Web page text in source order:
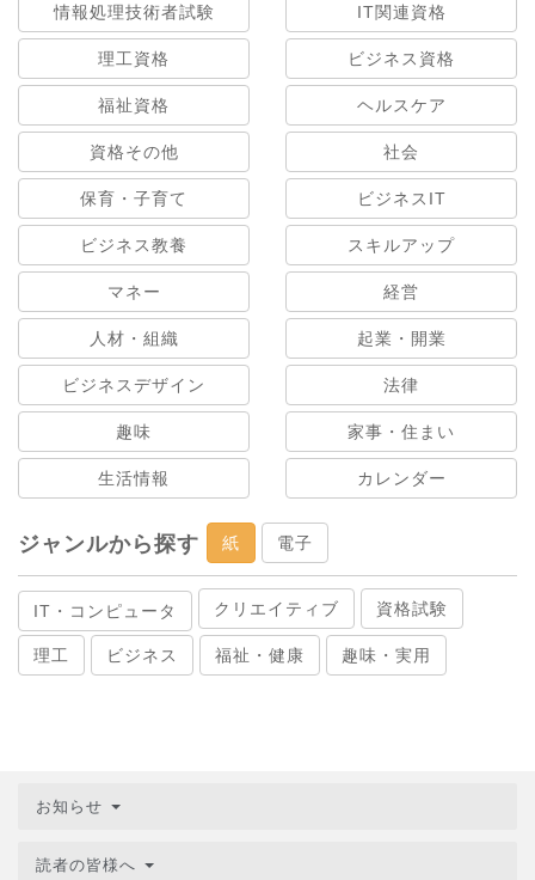
情報処理技術者試験 IT関連資格
理工資格 ビジネス資格
福祉資格 ヘルスケア
資格その他 社会
保育・子育て ビジネスIT
ビジネス教養 スキルアップ
マネー 経営
人材・組織 起業・開業
ビジネスデザイン 法律
趣味 家事・住まい
生活情報 カレンダー
ジャンルから探す 紙 電子
IT・コンピュータ クリエイティブ 資格試験
理工 ビジネス 福祉・健康 趣味・実用
お知らせ
読者の皆様へ